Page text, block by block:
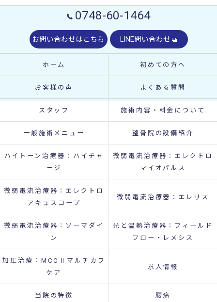
0748-60-1464
お問い合わせはこちら LINE問い合わせ
ホーム 初めての方へ
お客様の声 よくある質問
スタッフ 施術内容・料金について
一般施術メニュー 整骨院の設備紹介
ハイトーン治療器：ハイチャ
ージ
微弱電流治療器：エレクトロ
マイオパルス
微弱電流治療器：エレクトロ
アキュスコープ
微弱電流治療器：エレサス
微弱電流治療器：ソーマダイ
ン
光と温熱治療器：フィールド
フロー・レメシス
加圧治療：MCCⅡマルチカフ
ケア
求人情報
当院の特徴 腰痛